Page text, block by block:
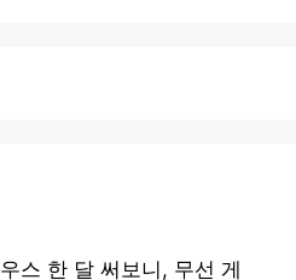
스 한 달 써보니, 무선 게